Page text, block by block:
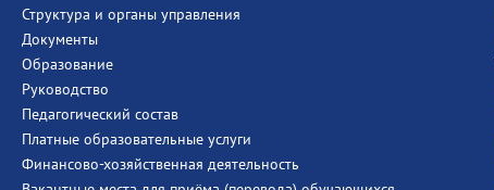
Структура и органы управления
Документы
Образование
Руководство
Педагогический состав
Платные образовательные услуги
Финансово-хозяйственная деятельность